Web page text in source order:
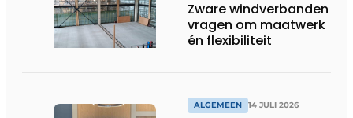
Zware windverbanden
vragen om maatwerk
én flexibiliteit
ALGEMEEN 14 JULI 2026